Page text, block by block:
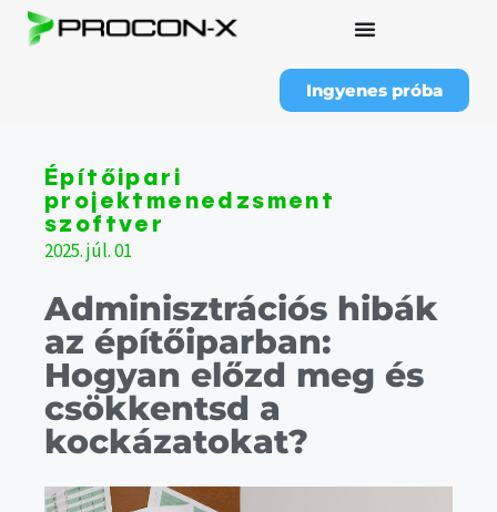
Ingyenes próba
Építőipari
projektmenedzsment
szoftver
2025. júl. 01
Adminisztrációs hibák
az építőiparban:
Hogyan előzd meg és
csökkentsd a
kockázatokat?